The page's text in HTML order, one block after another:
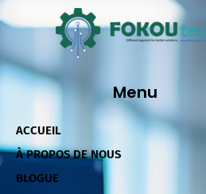
Menu
ACCUEIL
À PROPOS DE NOUS
BLOGUE